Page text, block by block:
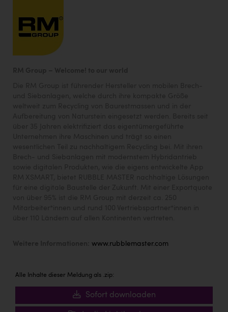
www.rubblemaster.com
Alle Inhalte dieser Meldung als .zip:
Sofort downloaden